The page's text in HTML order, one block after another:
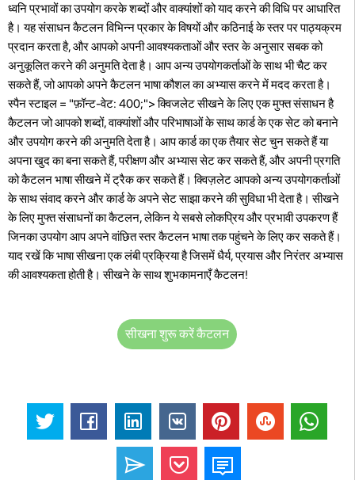
ध्वनि प्रभावों का उपयोग करके शब्दों और वाक्यांशों को याद करने की विधि पर आधारित
है। यह संसाधन कैटलन विभिन्न प्रकार के विषयों और कठिनाई के स्तर पर पाठ्यक्रम
प्रदान करता है, और आपको अपनी आवश्यकताओं और स्तर के अनुसार सबक को
अनुकूलित करने की अनुमति देता है। आप अन्य उपयोगकर्ताओं के साथ भी चैट कर
सकते हैं, जो आपको अपने कैटलन भाषा कौशल का अभ्यास करने में मदद करता है।
स्पैन स्टाइल = "फ़ॉन्ट-वेट: 400;"> क्विजलेट सीखने के लिए एक मुफ्त संसाधन है
कैटलन जो आपको शब्दों, वाक्यांशों और परिभाषाओं के साथ कार्ड के एक सेट को बनाने
और उपयोग करने की अनुमति देता है। आप कार्ड का एक तैयार सेट चुन सकते हैं या
अपना खुद का बना सकते हैं, परीक्षण और अभ्यास सेट कर सकते हैं, और अपनी प्रगति
को कैटलन भाषा सीखने में ट्रैक कर सकते हैं। क्विज़लेट आपको अन्य उपयोगकर्ताओं
के साथ संवाद करने और कार्ड के अपने सेट साझा करने की सुविधा भी देता है। सीखने
के लिए मुफ्त संसाधनों का कैटलन, लेकिन ये सबसे लोकप्रिय और प्रभावी उपकरण हैं
जिनका उपयोग आप अपने वांछित स्तर कैटलन भाषा तक पहुंचने के लिए कर सकते हैं।
याद रखें कि भाषा सीखना एक लंबी प्रक्रिया है जिसमें धैर्य, प्रयास और निरंतर अभ्यास
की आवश्यकता होती है। सीखने के साथ शुभकामनाएँ कैटलन!
सीखना शुरू करें कैटलन